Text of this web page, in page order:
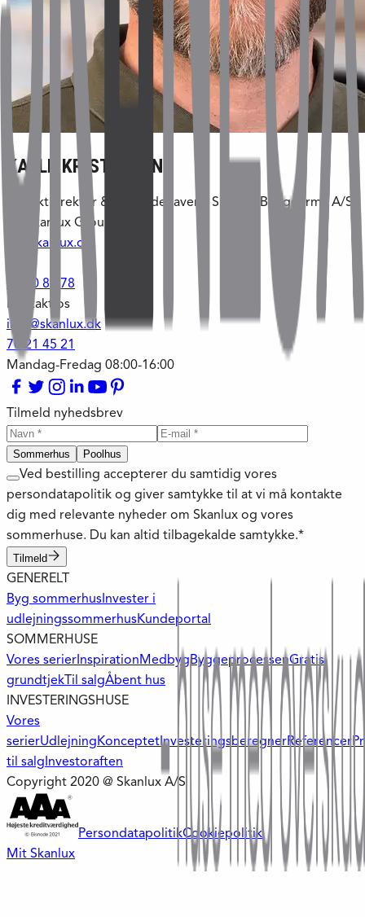
KALLE KRISTENSEN
Projektdirektør & medindehaver – Skanlux Byggefirma A/S
og Skanlux Group
kk@skanlux.dk
51 90 84 78
Kontakt os
info@skanlux.dk
70 21 45 21
Mandag-Fredag 08:00-16:00
Tilmeld nyhedsbrev
Sommerhus Poolhus
Ved bestilling accepterer du samtidig vores
persondatapolitik og giver samtykke til at vi må kontakte
dig med relevante nyheder om Skanlux og vores
sommerhuse. Du kan altid tilbagekalde samtykke.*
Tilmeld
GENERELT
Byg sommerhus Invester i
udlejningssommerhusKundeportal
SOMMERHUSE
Vores serier Inspiration MedbygByggeprocessenGratis
grundtjek Til salgÅbent hus
INVESTERINGSHUSE
Vores
serierUdlejningKonceptetInvesteringsberegnerReferencer
til salg Investoraften
Copyright 2020 @ Skanlux A/S
PersondatapolitikCookiepolitik
Mit Skanlux